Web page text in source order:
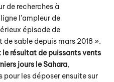
de recherches à
l’ampleur de
épisode de
sable depuis mars 2018 ».
le résultat de puissants vents
jours le Sahara,
les déposer ensuite sur